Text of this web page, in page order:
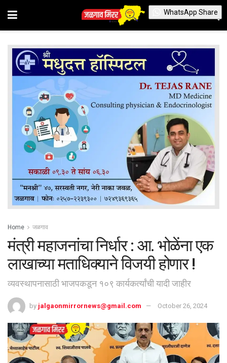
Home जळगाव
मंत्री महाजनांचा निर्धार : आ. भोळेंना एक
लाखाच्या मताधिक्याने विजयी होणार !
व्यवस्थापनासाठी भाजपकडून १०९ कार्यकर्त्यांची यादी जाहीर
by jalgaonmirrornews@gmail.com October 26, 2024
WhatsApp Share